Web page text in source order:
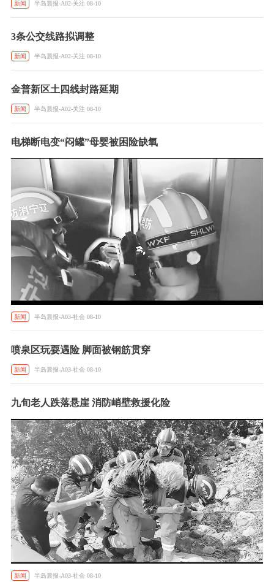
新闻 半岛晨报-A02-关注 08-10
3条公交线路拟调整
新闻 半岛晨报-A02-关注 08-10
金普新区土四线封路延期
新闻 半岛晨报-A02-关注 08-10
电梯断电变“闷罐”母婴被困险缺氧
新闻 半岛晨报-A03-社会 08-10
喷泉区玩耍遇险 脚面被钢筋贯穿
新闻 半岛晨报-A03-社会 08-10
九旬老人跌落悬崖 消防峭壁救援化险
新闻 半岛晨报-A03-社会 08-10